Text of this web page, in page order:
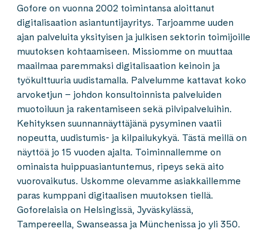
Gofore on vuonna 2002 toimintansa aloittanut
digitalisaation asiantuntijayritys. Tarjoamme uuden
ajan palveluita yksityisen ja julkisen sektorin toimijoille
muutoksen kohtaamiseen. Missiomme on muuttaa
maailmaa paremmaksi digitalisaation keinoin ja
työkulttuuria uudistamalla. Palvelumme kattavat koko
arvoketjun – johdon konsultoinnista palveluiden
muotoiluun ja rakentamiseen sekä pilvipalveluihin.
Kehityksen suunnannäyttäjänä pysyminen vaatii
nopeutta, uudistumis- ja kilpailukykyä. Tästä meillä on
näyttöä jo 15 vuoden ajalta. Toiminnallemme on
ominaista huippuasiantuntemus, ripeys sekä aito
vuorovaikutus. Uskomme olevamme asiakkaillemme
paras kumppani digitaalisen muutoksen tiellä.
Goforelaisia on Helsingissä, Jyväskylässä,
Tampereella, Swanseassa ja Münchenissa jo yli 350.